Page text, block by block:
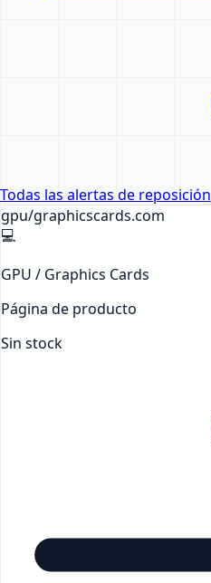
Todas las alertas de reposición
gpu/graphicscards.com
💻
GPU / Graphics Cards
Página de producto
Sin stock